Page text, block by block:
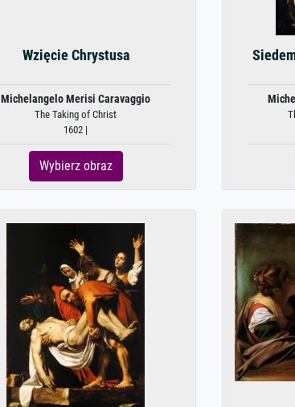
Wzięcie Chrystusa
Michelangelo Merisi Caravaggio
The Taking of Christ
1602 |
Wybierz obraz